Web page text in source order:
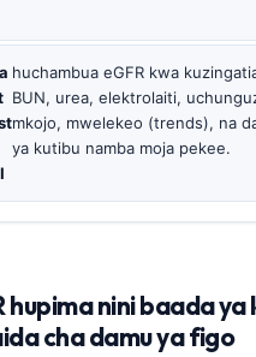
huchambua eGFR kwa
BUN, urea, elektrolaiti,
mkojo, mwelekeo (trends), na
ya kutibu namba moja pekee.
hupima nini baada ya
cha damu ya figo